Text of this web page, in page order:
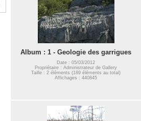
Album : 1 - Geologie des garrigues
Date : 05/03/2012
Propriétaire : Administrateur de Gallery
Taille : 2 éléments (189 éléments au total)
Affichages : 440845